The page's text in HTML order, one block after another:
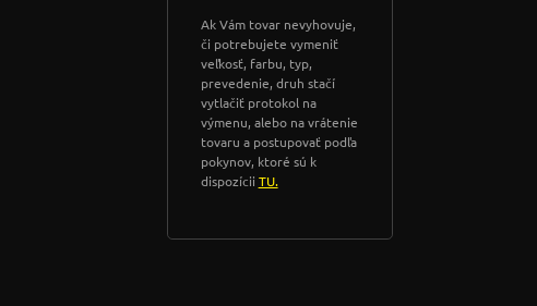
Ak Vám tovar nevyhovuje,
či potrebujete vymeniť
veľkosť, farbu, typ,
prevedenie, druh stačí
vytlačiť protokol na
výmenu, alebo na vrátenie
tovaru a postupovať podľa
pokynov, ktoré sú k
dispozícii TU.